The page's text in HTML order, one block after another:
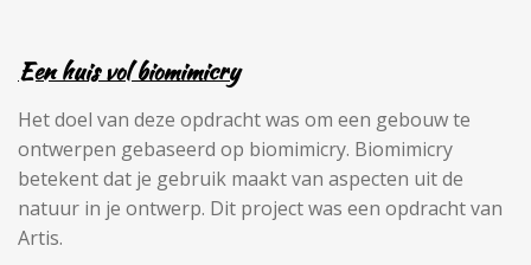
Een huis vol biomimicry
Het doel van deze opdracht was om een gebouw te
ontwerpen gebaseerd op biomimicry. Biomimicry
betekent dat je gebruik maakt van aspecten uit de
natuur in je ontwerp. Dit project was een opdracht van
Artis.